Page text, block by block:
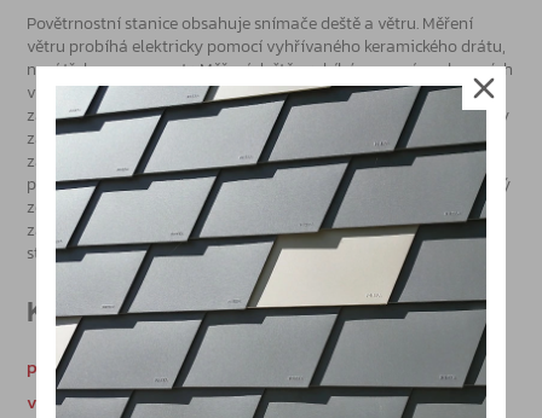
Povětrnostní stanice obsahuje snímače deště a větru. Měření
větru probíhá elektricky pomocí vyhřívaného keramického drátu,
není třeba anemometr. Měření deště probíhá pomocí pozlacených
vývodů umístěných na povrchu. Pokud se zaktivuje řízení
za deště a větru, zablokují se připojená větrací tlačítka a všechny
zapojené pohony se zavřou. Alarm má přednost před řízením
za deště a větru, takže v případě alarmu se okna otevřou,
přestože je aktivní i řízení za deště a větru. Řízení zahrnuje síťový
zdroj a bezpotenciálové spínací kontakty s řízením signálů
za deště a větru přes mikroprocesor. Napájení povětrnostní
stanice zabezpečuje signálový vstup 24 V DC.
Katalogy
povětrnostní zařízení / CZ
větrací systémy CZ.pdf